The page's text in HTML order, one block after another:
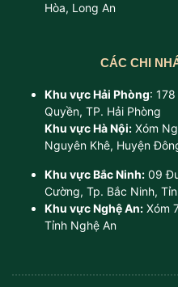
Hòa, Long An
CÁC CHI
Khu vực Hải Phòng:
Quyền, TP. Hải Phòng
Khu vực Hà Nội: Xóm
Nguyên Khê, Huyện
Khu vực Bắc Ninh: 09
Cường, Tp. Bắc Ninh,
Khu vực Nghệ An: Xóm
Tỉnh Nghệ An